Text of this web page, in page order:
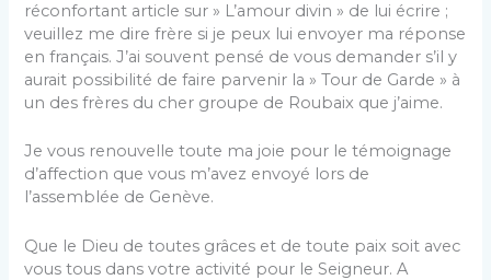
réconfortant article sur » L’amour divin » de lui écrire ;
veuillez me dire frère si je peux lui envoyer ma réponse
en français. J’ai sou­vent pensé de vous demander s’il y
aurait possibilité de faire parvenir la » Tour de Garde » à
un des frères du cher groupe de Roubaix que j’aime.
Je vous renouvelle toute ma joie pour le témoignage
d’affection que vous m’avez envoyé lors de
l’assemblée de Genève.
Que le Dieu de toutes grâces et de toute paix soit avec
vous tous dans votre activité pour le Seigneur. A